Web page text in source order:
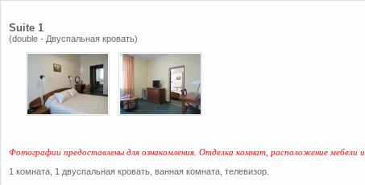
Suite 1
(double - Двуспальная кровать)
Фотографии предоставлены для ознакомления. Отделка комнат, расположение
1 комната, 1 двуспальная кровать, ванная комната, телевизор.